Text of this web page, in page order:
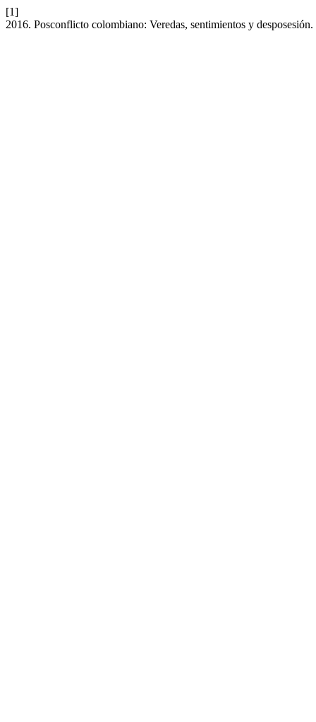
[1]
2016. Posconflicto colombiano: Veredas, sentimientos y desposesión.